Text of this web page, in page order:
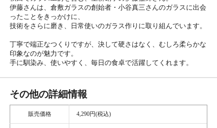
伊藤さんは、倉敷ガラスの創始者・小谷真三さんのガラスに出会
ったことをきっかけに、
技術をさらに磨き、日常使いのガラス作りに取り組んでいます。
丁寧で端正なつくりですが、決して硬さはなく、むしろ柔らかな
印象なのが魅力です。
手に馴染み、使いやすく、毎日の食卓で活躍してくれます。
その他の詳細情報
販売価格 4,290円(税込)